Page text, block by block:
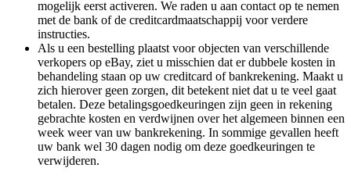
mogelijk eerst activeren. We raden u aan contact op te nemen
met de bank of de creditcardmaatschappij voor verdere
instructies.
Als u een bestelling plaatst voor objecten van verschillende
verkopers op eBay, ziet u misschien dat er dubbele kosten in
behandeling staan op uw creditcard of bankrekening. Maakt u
zich hierover geen zorgen, dit betekent niet dat u te veel gaat
betalen. Deze betalingsgoedkeuringen zijn geen in rekening
gebrachte kosten en verdwijnen over het algemeen binnen een
week weer van uw bankrekening. In sommige gevallen heeft
uw bank wel 30 dagen nodig om deze goedkeuringen te
verwijderen.